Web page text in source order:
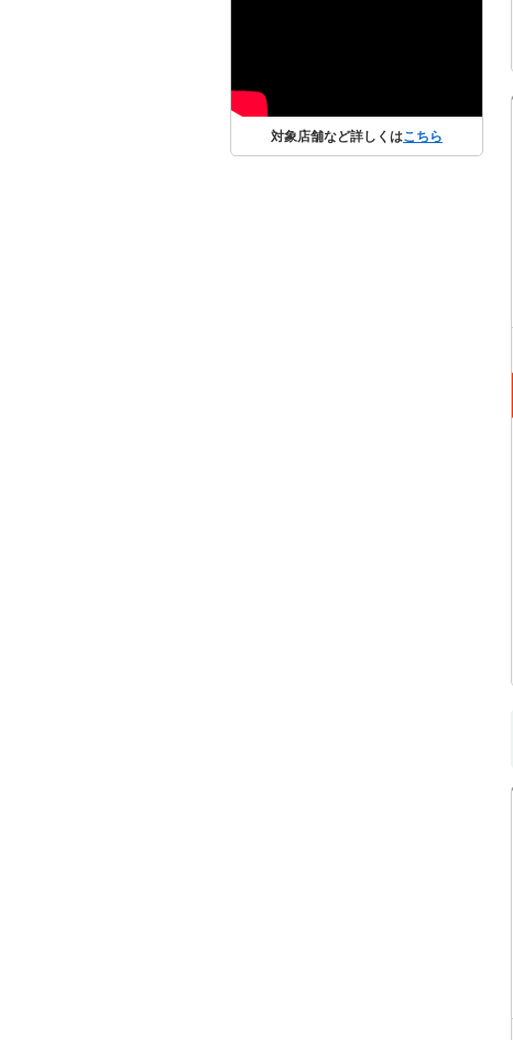
対象店舗など詳しくはこちら